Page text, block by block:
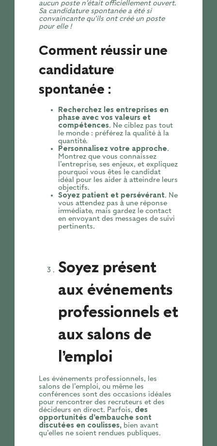
aucun poste n’était officiellement ouvert.
Sa candidature spontanée a été si
convaincante qu’ils ont créé un poste
pour elle !
Comment réussir une
candidature
spontanée :
Recherchez les entreprises en
phase avec vos valeurs et
compétences. Ne ciblez pas tout
le monde : préférez la qualité à la
quantité.
Personnalisez votre approche.
Montrez que vous connaissez
l’entreprise, ses enjeux, et expliquez
pourquoi vous êtes le candidat
idéal pour les aider à atteindre leurs
objectifs.
Soyez patient et persévérant. Ne
vous attendez pas à une réponse
immédiate, mais gardez le contact
en envoyant des messages de suivi
pertinents.
Soyez présent
aux événements
professionnels et
aux salons de
l’emploi
Les événements professionnels, les
salons de l’emploi, ou même les
conférences sont des occasions idéales
pour rencontrer des recruteurs et des
décideurs en direct. Parfois, des
opportunités d’embauche sont
discutées en coulisses,bien avant
qu’elles ne soient rendues publiques.